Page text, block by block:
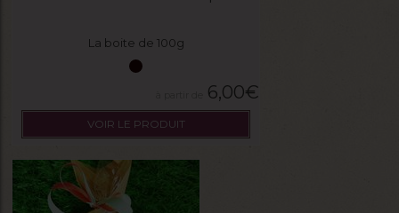
La boite de 100g
6,00€
VOIR LE PRODUIT